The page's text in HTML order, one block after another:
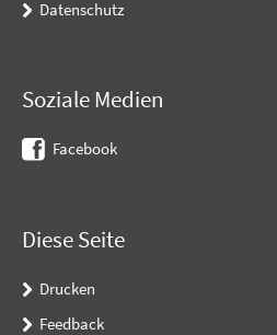
Datenschutz
Soziale Medien
Facebook
Diese Seite
Drucken
Feedback